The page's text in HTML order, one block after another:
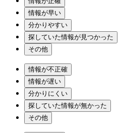
情報が早い
分かりやすい
探していた情報が見つかった
その他
情報が不正確
情報が遅い
分かりにくい
探していた情報が無かった
その他